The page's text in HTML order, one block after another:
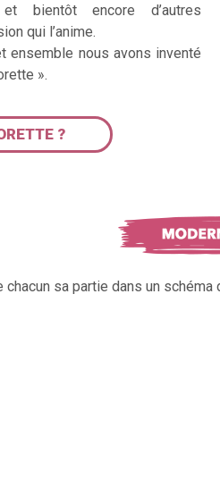
bientôt encore d’autres
qui l’anime.
ensemble nous avons inventé
».
?
chacun sa partie dans un